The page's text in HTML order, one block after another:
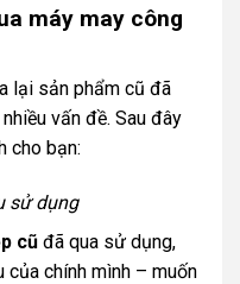
máy may công
lại sản phẩm cũ đã
vấn đề. Sau đây
cho bạn:
sử dụng
cũ đã qua sử dụng,
của chính mình – muốn